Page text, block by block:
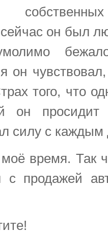
он был
он
того, что
он
силу с
время. Так
с продажей